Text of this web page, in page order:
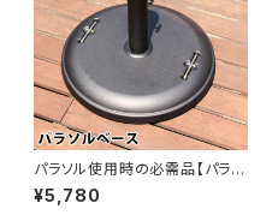
パラソル使用時の必需品【パラソ
ルベース-22kg-】（パラソル
ベース） SH-05-75818
¥5,780